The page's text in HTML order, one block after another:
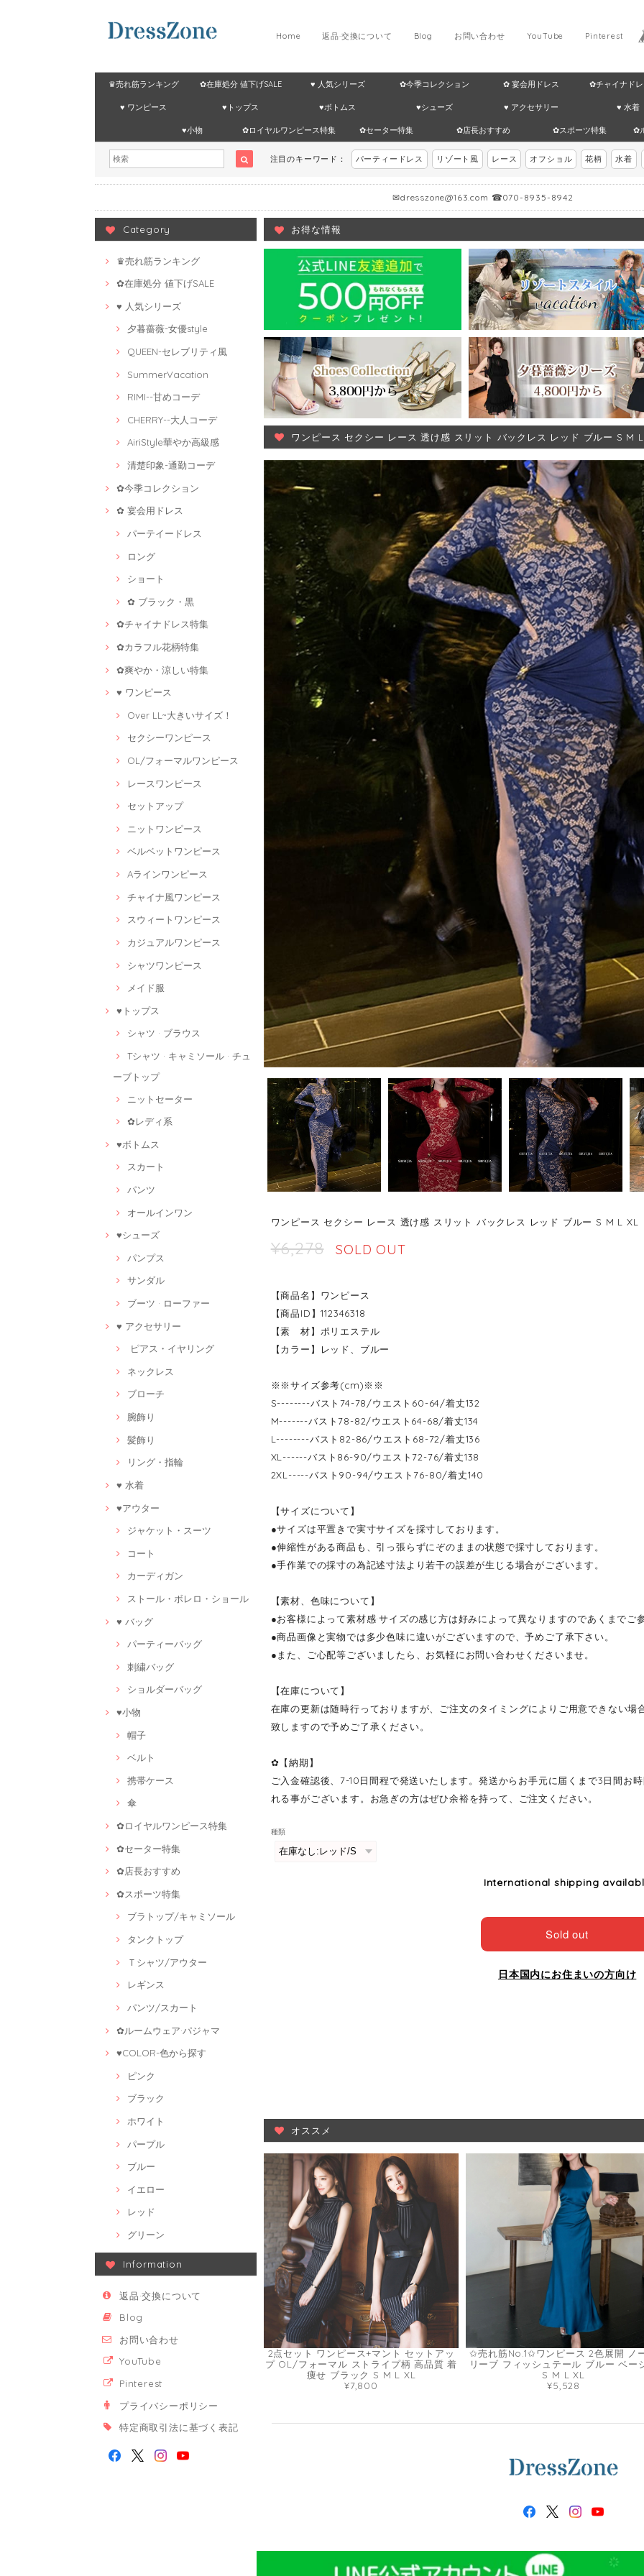
Pinterest
YouTube
お問い合わせ
Blog
返品·交換について
Home
♛売れ筋ランキング ✿在庫処分 値下げSALE ♥ 人気シリーズ ✿今季コレクション ✿ 宴会用ドレス ✿チャイナド
♥ ワンピース ♥トップス ♥ボトムス ♥シューズ ♥ アクセサリー ♥ 水着
♥小物 ✿ロイヤルワンピース特集 ✿セーター特集 ✿店長おすすめ ✿スポーツ特集 ✿
注目のキーワード： パーティードレス リゾート風 レース オフショル 花柄 水着
✉dresszone@163.com ☎070-8935-8942
Category
♛売れ筋ランキング
✿在庫処分 値下げSALE
♥ 人気シリーズ
夕暮薔薇-女優style
QUEEN-セレブリティ風
SummerVacation
RIMI--甘めコーデ
CHERRY--大人コーデ
AiriStyle華やか高級感
清楚印象-通勤コーデ
✿今季コレクション
✿ 宴会用ドレス
パーテイードレス
ロング
ショート
✿ ブラック・黒
✿チャイナドレス特集
✿カラフル花柄特集
✿爽やか・涼しい特集
♥ ワンピース
Over LL~大きいサイズ！
セクシーワンピース
OL/フォーマルワンピース
レースワンピース
セットアップ
ニットワンピース
ベルベットワンピース
Aラインワンピース
チャイナ風ワンピース
スウィートワンピース
カジュアルワンピース
シャツワンピース
メイド服
♥トップス
シャツ · ブラウス
Tシャツ · キャミソール · チュ
ーブトップ
ニットセーター
✿レディ系
♥ボトムス
スカート
パンツ
オールインワン
♥シューズ
パンプス
サンダル
ブーツ · ローファー
♥ アクセサリー
ピアス・イヤリング
ネックレス
ブローチ
腕飾り
髪飾り
リング・指輪
♥ 水着
♥アウター
ジャケット・スーツ
コート
カーディガン
ストール・ボレロ・ショール
♥ バッグ
パーティーバッグ
刺繍バッグ
ショルダーバッグ
♥小物
帽子
ベルト
携帯ケース
傘
✿ロイヤルワンピース特集
✿セーター特集
✿店長おすすめ
✿スポーツ特集
ブラトップ/キャミソール
タンクトップ
Ｔシャツ/アウター
レギンス
パンツ/スカート
✿ルームウェア·パジャマ
♥COLOR-色から探す
ピンク
ブラック
ホワイト
パープル
ブルー
イエロー
レッド
グリーン
Information
返品·交換について
Blog
お問い合わせ
YouTube
Pinterest
プライバシーポリシー
特定商取引法に基づく表記
お得な情報
ワンピース セクシー レース 透け感 スリット バックレス レッド ブルー S M
ワンピース セクシー レース 透け感 スリット バックレス レッド ブルー S M L XL
¥6,278 SOLD OUT
【商品名】ワンピース
【商品ID】112346318
【素 材】ポリエステル
【カラー】レッド、ブルー
※※サイズ参考(cm)※※
S--------バスト74-78/ウエスト60-64/着丈132
M-------バスト78-82/ウエスト64-68/着丈134
L--------バスト82-86/ウエスト68-72/着丈136
XL------バスト86-90/ウエスト72-76/着丈138
2XL-----バスト90-94/ウエスト76-80/着丈140
【サイズについて】
●サイズは平置きで実寸サイズを採寸しております。
●伸縮性がある商品も、引っ張らずにぞのままの状態で採寸しております。
●手作業での採寸の為記述寸法より若干の誤差が生じる場合がございます。
【素材、色味について】
●お客様によって素材感·サイズの感じ方は好みによって異なりますのであくまでご
●商品画像と実物では多少色味に違いがございますので、予めご了承下さい。
●また、ご心配等ございましたら、お気軽にお問い合わせくださいませ。
【在庫について】
在庫の更新は随時行っておりますが、ご注文のタイミングによりご用意できない
致しますので予めご了承ください。
✿【納期】
ご入金確認後、7-10日間程で発送いたします。発送からお手元に届くまで3日間お
れる事がございます。お急ぎの方はぜひ余裕を持って、ご注文ください。
種類
International shipping
Sold out
日本国内にお住まいの方向け
オススメ
2点セット ワンピース+マント セットアッ
プ OL/フォーマル ストライプ柄 高品質 着
痩せ ブラック S M L XL
¥7,800
✩売れ筋No.1✩ワンピース 2色展開 ノ
リーブ フィッシュテール ブルー ベー
S M L XL
¥5,528